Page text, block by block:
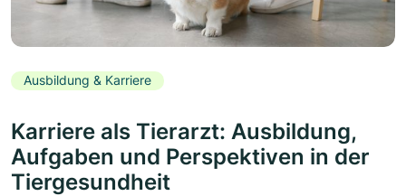
Ausbildung & Karriere
Karriere als Tierarzt: Ausbildung,
Aufgaben und Perspektiven in der
Tiergesundheit